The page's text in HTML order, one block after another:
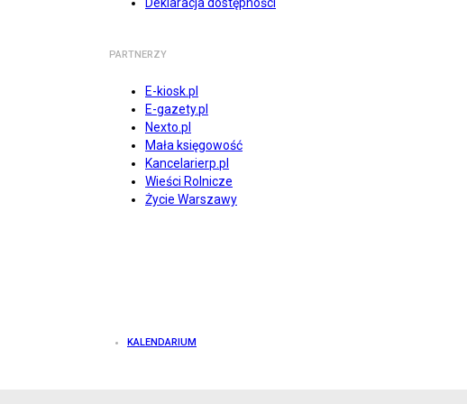
PARTNERZY
E-kiosk.pl
E-gazety.pl
Nexto.pl
Mała księgowość
Kancelarierp.pl
Wieści Rolnicze
Życie Warszawy
KALENDARIUM